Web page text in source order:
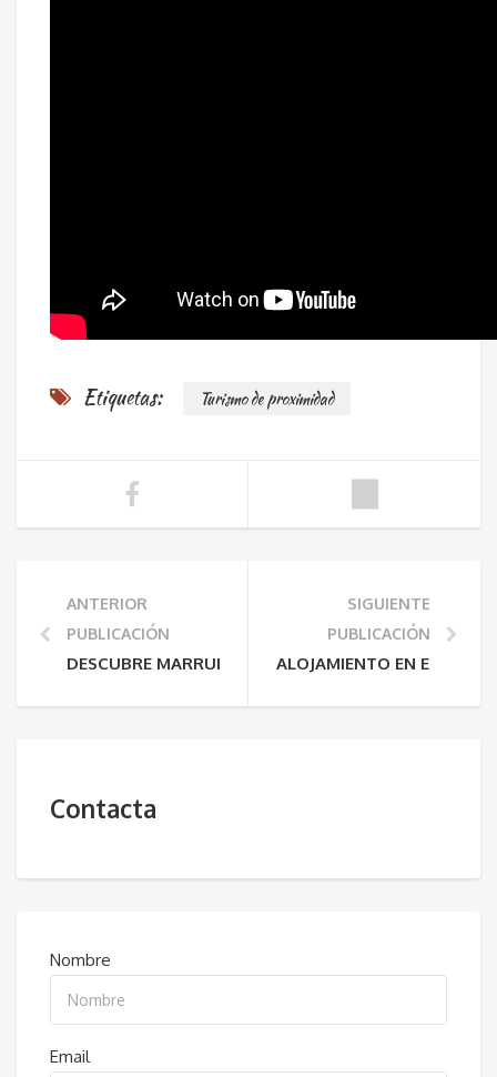
Etiquetas: Turismo de proximidad
ANTERIOR
PUBLICACIÓN
DESCUBRE MARRUECOS EN RAMADÁN: CONSEJOS
SIGUIENTE
PUBLICACIÓN
ALOJAMIENTO EN EL
Contacta
Nombre
Email